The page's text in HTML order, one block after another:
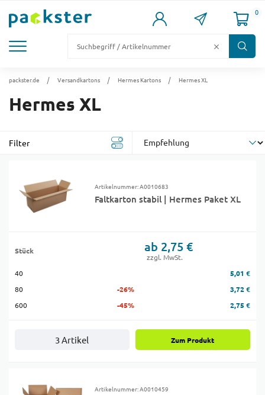
KARTONS
VERSANDKARTONS
VERSANDVERPACKUNG
FÜLL- & POLSTERMATERIAL
LAGER & PALETTIERUNG
0
packster.de Versandkartons Hermes Kartons Hermes XL
Hermes XL
Filter
Artikelnummer: A0010683
Faltkarton stabil | Hermes Paket XL
Stück ab 2,75 €
zzgl. MwSt.
40
5,01 €
80
-26%
3,72 €
600
-45% 2,75 €
3 Artikel Zum Produkt
Artikelnummer: A0010459